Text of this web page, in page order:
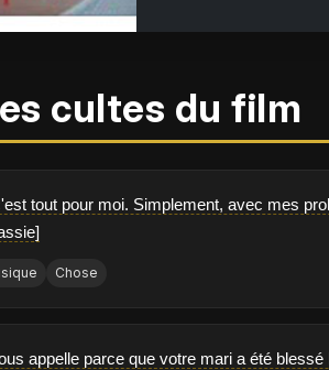
cultes du film
tout pour moi. Simplement, avec mes
Chose
appelle parce que votre mari a été blessé